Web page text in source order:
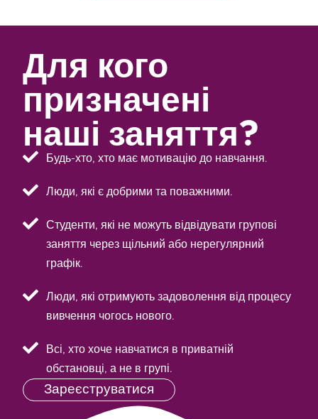
Для кого
призначені
наші заняття?
Будь-хто, хто має мотивацію до навчання.
Люди, які є добрими та поважними.
Студенти, які не можуть відвідувати групові
заняття через щільний або нерегулярний
графік.
Люди, які отримують задоволення від процесу
вивчення чогось нового.
Всі, хто хоче навчатися в приватній
обстановці, а не в групі.
Зареєструватися